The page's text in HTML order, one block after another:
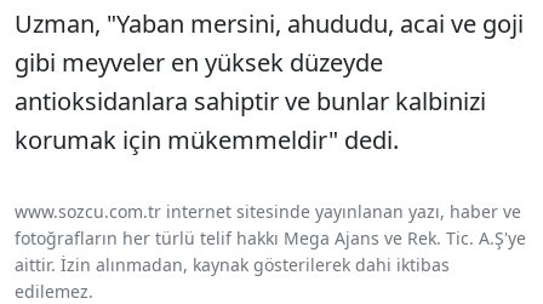
Uzman, "Yaban mersini, ahududu, acai ve goji
gibi meyveler en yüksek düzeyde
antioksidanlara sahiptir ve bunlar kalbinizi
korumak için mükemmeldir" dedi.
www.sozcu.com.tr internet sitesinde yayınlanan yazı, haber ve
fotoğrafların her türlü telif hakkı Mega Ajans ve Rek. Tic. A.Ş'ye
aittir. İzin alınmadan, kaynak gösterilerek dahi iktibas
edilemez.